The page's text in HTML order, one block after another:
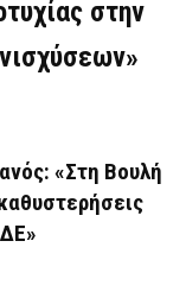
στην
«Στη Βουλή